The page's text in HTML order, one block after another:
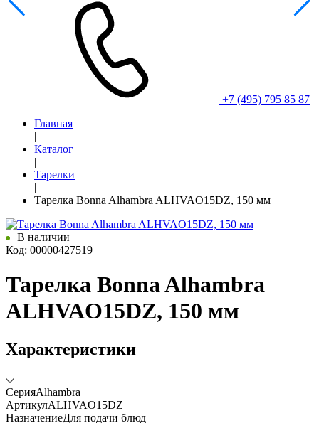
+7 (495) 795 85 87
Главная
|
Каталог
|
Тарелки
|
Тарелка Bonna Alhambra ALHVAO15DZ, 150 мм
В наличии
Код: 00000427519
Тарелка Bonna Alhambra
ALHVAO15DZ, 150 мм
Характеристики
СерияAlhambra
АртикулALHVAO15DZ
НазначениеДля подачи блюд